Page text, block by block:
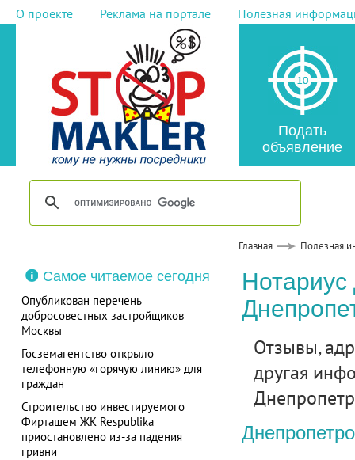
О проекте Реклама на портале Полезная
Подать
объявление
Главная Полезная
Самое читаемое сегодня
Опубликован перечень
добросовестных застройщиков
Москвы
Госземагентство открыло
телефонную «горячую линию» для
граждан
Строительство инвестируемого
Фирташем ЖК Respublika
приостановлено из-за падения
гривни
Нотариус
Отзывы,
другая